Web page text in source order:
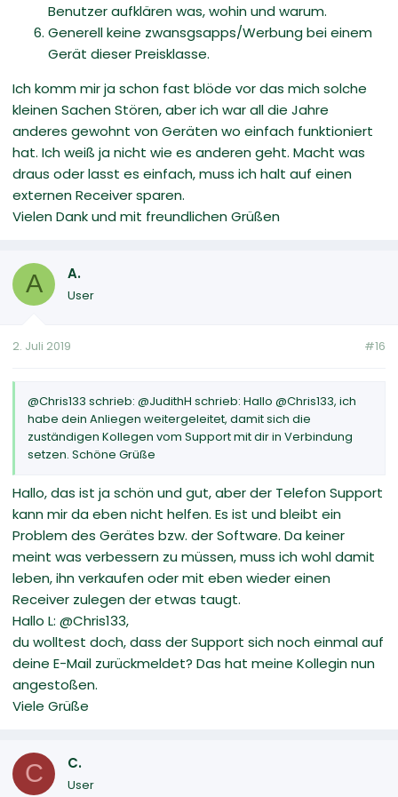
Benutzer aufklären was, wohin und warum.
Generell keine zwansgsapps/Werbung bei einem
Gerät dieser Preisklasse.
Ich komm mir ja schon fast blöde vor das mich solche
kleinen Sachen Stören, aber ich war all die Jahre
anderes gewohnt von Geräten wo einfach funktioniert
hat. Ich weiß ja nicht wie es anderen geht. Macht was
draus oder lasst es einfach, muss ich halt auf einen
externen Receiver sparen.
Vielen Dank und mit freundlichen Grüßen
A A.
User
2. Juli 2019 #16
@Chris133 schrieb: @JudithH schrieb: Hallo @Chris133, ich
habe dein Anliegen weitergeleitet, damit sich die
zuständigen Kollegen vom Support mit dir in Verbindung
setzen. Schöne Grüße
Hallo, das ist ja schön und gut, aber der Telefon Support
kann mir da eben nicht helfen. Es ist und bleibt ein
Problem des Gerätes bzw. der Software. Da keiner
meint was verbessern zu müssen, muss ich wohl damit
leben, ihn verkaufen oder mit eben wieder einen
Receiver zulegen der etwas taugt.
Hallo L: @Chris133,
du wolltest doch, dass der Support sich noch einmal auf
deine E-Mail zurückmeldet? Das hat meine Kollegin nun
angestoßen.
Viele Grüße
C C.
User